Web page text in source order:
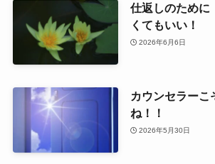
仕返しのために
くてもいい！
2026年6月6日
カウンセラーこ
ね！！
2026年5月30日